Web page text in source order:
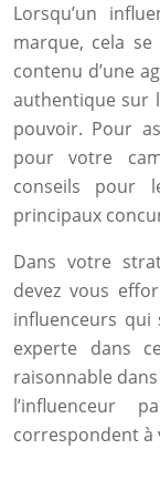
Lorsqu’un
marque, cela
contenu d’une
authentique sur
pouvoir. Pour
pour votre
conseils pour
principaux
Dans votre
devez vous
influenceurs qui
experte dans
raisonnable
l’influenceur
correspondent à